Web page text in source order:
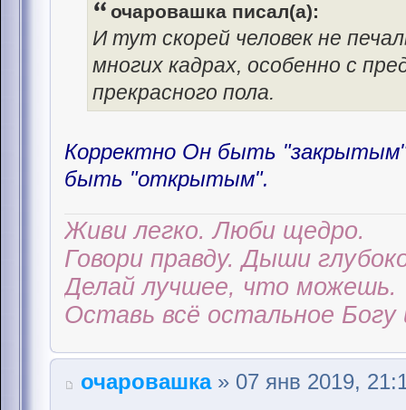
очаровашка писал(а):
И тут скорей человек не
многих кадрах, особенно с
прекрасного пола.
Корректно Он быть
быть "открытым".
Живи легко. Люби щедро.
Говори правду. Дыши
Делай лучшее, что можешь.
Оставь всё остальное Богу
очаровашка» 07 янв 2019,